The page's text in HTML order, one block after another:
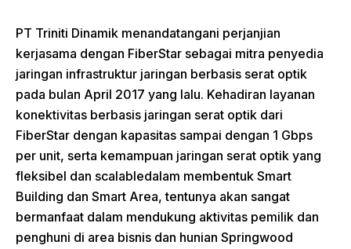
PT Triniti Dinamik menandatangani perjanjian
kerjasama dengan FiberStar sebagai mitra penyedia
jaringan infrastruktur jaringan berbasis serat optik
pada bulan April 2017 yang lalu. Kehadiran layanan
konektivitas berbasis jaringan serat optik dari
FiberStar dengan kapasitas sampai dengan 1 Gbps
per unit, serta kemampuan jaringan serat optik yang
fleksibel dan scalabledalam membentuk Smart
Building dan Smart Area, tentunya akan sangat
bermanfaat dalam mendukung aktivitas pemilik dan
penghuni di area bisnis dan hunian Springwood